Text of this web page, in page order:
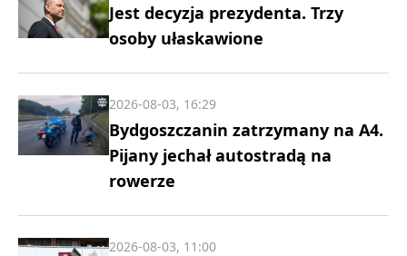
Jest decyzja prezydenta. Trzy
osoby ułaskawione
Bydgoszczanin zatrzymany na A4.
Pijany jechał autostradą na
rowerze
2026-08-03, 16:29
2026-08-03, 11:00